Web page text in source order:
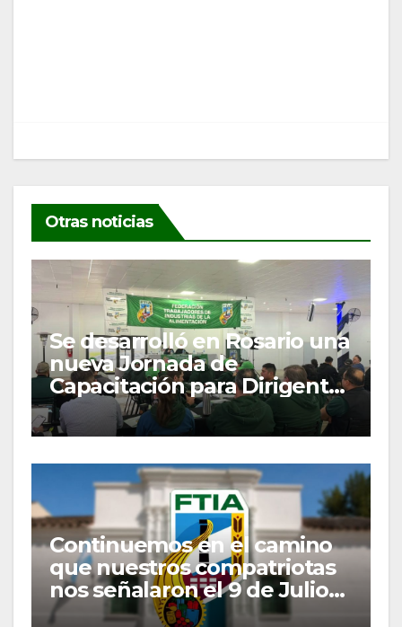
Otras noticias
Se desarrolló en Rosario una
nueva Jornada de
Capacitación para Dirigentes
y Delegados Gremiales
Continuemos en el camino
que nuestros compatriotas
nos señalaron el 9 de Julio
de 1816